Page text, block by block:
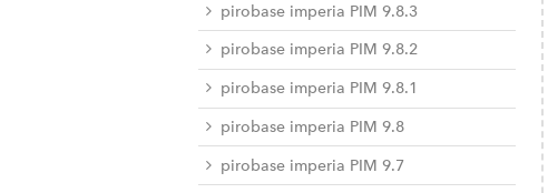
pirobase imperia PIM 9.8.3
pirobase imperia PIM 9.8.2
pirobase imperia PIM 9.8.1
pirobase imperia PIM 9.8
pirobase imperia PIM 9.7